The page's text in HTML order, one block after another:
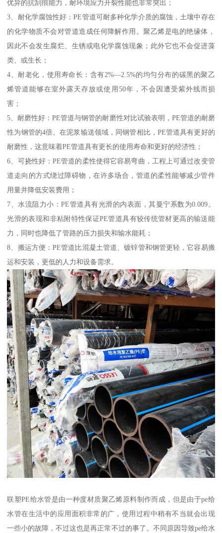
优异的抗刮痕能力，耐环境应力开裂性能也非常突出；
3、耐化学腐蚀性好：PE管道可耐多种化学介质的腐蚀，土壤中存在
的化学物质不会对管道造成任何降解作用。聚乙烯是电的绝缘体，
因此不会发生腐烂、生锈或电化学腐蚀现象；此外它也不会促进藻
类、或生长；
4、耐老化，使用寿命长：含有2%—2.5%的均匀分布的碳黑的聚乙
烯管道能够在室外露天存放或使用50年，不会因遭受紫外线而损
害；
5、耐磨性好：PE管道与钢管的耐磨性对比试验表明，PE管道的耐磨
性为钢管的4倍。在泥浆输送领域，同钢管相比，PE管道具有更好的
耐磨性，这意味着PE管道具有更长的使用寿命和更好的经济性；
6、可挠性好：PE管道的柔性使得它容易弯曲，工程上可通过改变管
道走向的方式绕过障碍物，在许多场合，管道的柔性能够减少管件
用量并降低安装费用；
7、水流阻力小：PE管道具有光滑的内表面，其曼宁系数为0.009。
光滑的表现和非粘附特性保证PE管道具有较传统管材更高的输送能
力，同时也降低了管路的压力损失和输水能耗；
8、搬运方便：PE管道比混凝土管道、镀锌管和钢管更轻，它容易搬
运和安装，更低的人力和设备需求。
联塑PE给水管是由一种度材质聚乙烯原料制作而成，但是由于pe给
水管在生活中的应用面积非常的广，使用过程中稍有不当就会出现
一些小的故障，不过这也是再正常不过的事了。不同原因导致pe给水